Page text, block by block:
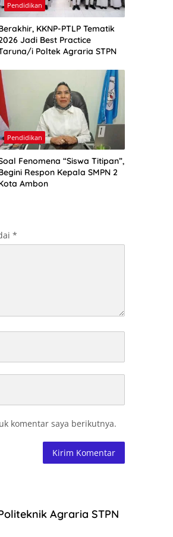
Pendidikan
KKNP-PTLP Tematik
Jadi Best Practice
i Poltek Agraria STPN
Pendidikan
Fenomena “Siswa Titipan”,
Respon Kepala SMPN 2
Ambon
*
komentar saya berikutnya.
Agraria STPN